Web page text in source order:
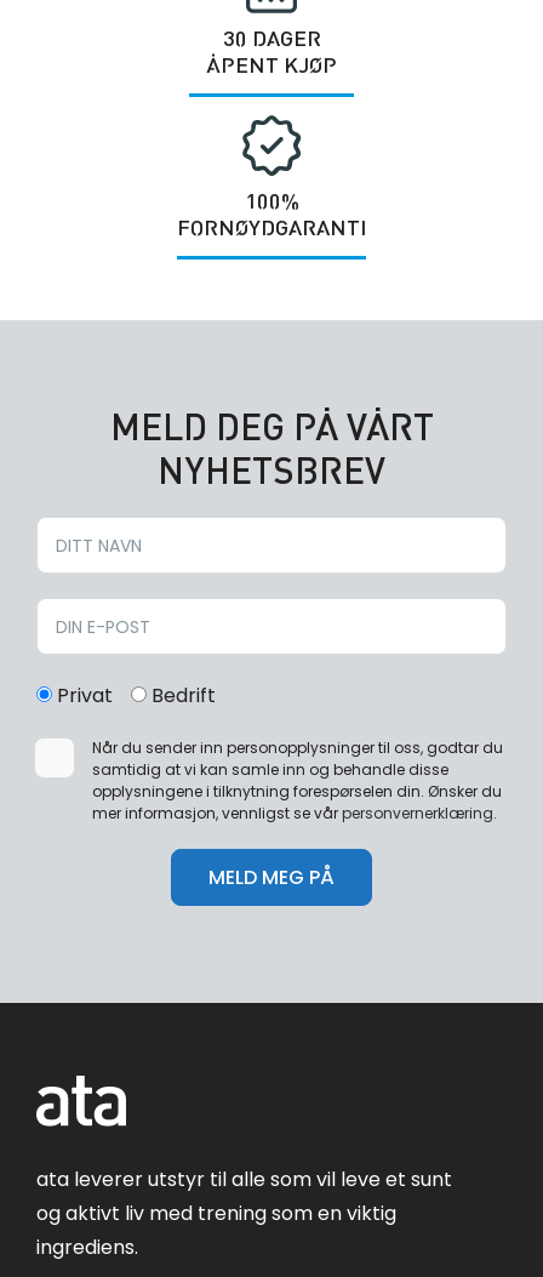
30 DAGER
ÅPENT KJØP
100%
FORNØYDGARANTI
MELD DEG PÅ VÅRT
NYHETSBREV
Privat Bedrift
Når du sender inn personopplysninger til oss, godtar du
samtidig at vi kan samle inn og behandle disse
opplysningene i tilknytning forespørselen din. Ønsker du
mer informasjon, vennligst se vårpersonvernerklæring.
ata leverer utstyr til alle som vil leve et sunt
og aktivt liv med trening som en viktig
ingrediens.